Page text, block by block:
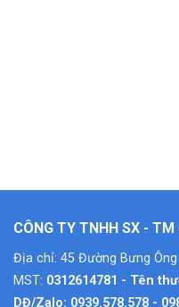
CÔNG TY TNHH SX -
Địa chỉ: 45 Đường Bưng Ông
MST: 0312614781 - Tên
DĐ/Zalo: 0939.578.578 -